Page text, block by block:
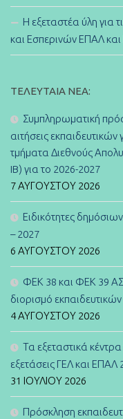
Η εξεταστέα ύλη για
και Εσπερινών ΕΠΑΛ
ΤΕΛΕΥΤΑΊΑ ΝΈΑ:
Συμπληρωματική
αιτήσεις
τμήματα Διεθνούς
IB) για το 2026-2027
7 ΑΥΓΟΎΣΤΟΥ 2026
Ειδικότητες
– 2027
6 ΑΥΓΟΎΣΤΟΥ 2026
ΦΕΚ 38 και ΦΕΚ 39
διορισμό
4 ΑΥΓΟΎΣΤΟΥ 2026
Τα εξεταστικά κέντρα
εξετάσεις ΓΕΛ και ΕΠΑΛ
31 ΙΟΥΛΊΟΥ 2026
Πρόσκληση